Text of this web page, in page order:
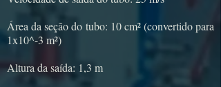
Área da seção do tubo: 10 cm² (convertido para
1x10^-3 m²)
Altura da saída: 1,3 m